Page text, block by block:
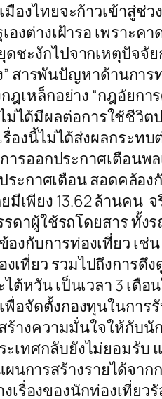
มืองไทยจะก้าวเข้าสู่ช่
งต่างเฝ้ารอ เพราะคา
ชะงักไปจากเหตุปัจจัย
สารพันปัญหาด้านการ
เหล็กอย่าง “กฎอัยกา
ได้มีผลต่อการใช้ชีวิต
องนี้ไม่ได้ส่งผลกระทบ
รออกประกาศเตือนพล
ระกาศเตือน สอดคล้อ
มีเพียง 13.62 ล้านคน
ดาผู้ใช้รถโดยสาร ทั้ง
กับการท่องเที่ยว เช่น
ที่ยว รวมไปถึงการดึ
ต้หวัน เป็นเวลา 3 เดื
อจัดตั้งกองทุนในการ
างความมั่นใจให้กับนั
เทศกลับยังไม่ยอมรับ
การสร้างรายได้จาก
รื่องของนักท่องเที่ยว